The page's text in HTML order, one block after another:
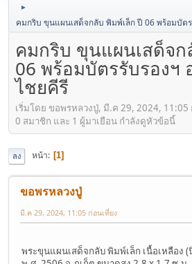
►
คมกริบ ขุนแผนเสด็จกลับ พิมพ์เล็ก ปี 06 พร้อมบัต
คมกริบ ขุนแผนเสด็จก
06 พร้อมบัตรรับรองฯ
ไชยคีรี
เริ่มโดย ขอพรหลวงปู่, มี.ค 29, 2024, 11:05
0 สมาชิก และ 1 ผู้มาเยือน กำลังดูหัวข้อนี้
ลง หน้า 1
ขอพรหลวงปู่
มี.ค 29, 2024, 11:05 ก่อนเที่ยง
พระขุนแผนเสด็จกลับ พิมพ์เล็ก เนื้อเหลือง